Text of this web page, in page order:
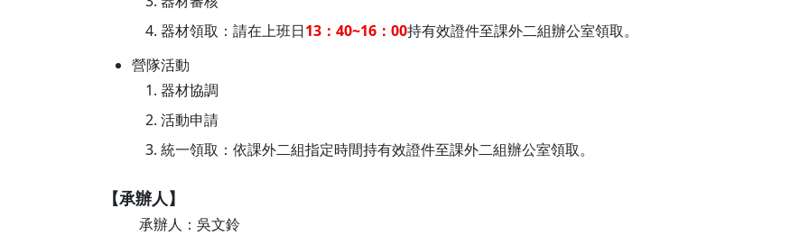
器材領取：請在上班日13：40~16：00持有效證件至課外二組辦公室領取。
營隊活動
器材協調
活動申請
統一領取：依課外二組指定時間持有效證件至課外二組辦公室領取。
【承辦人】
承辦人：吳文鈴